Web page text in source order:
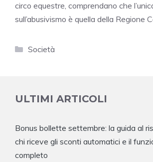
circo equestre, comprendano che
sull’abusivismo è quella della Regione
Categorie
Società
ULTIMI ARTICOLI
Bonus bollette settembre: la guida al
chi riceve gli sconti automatici e il
completo